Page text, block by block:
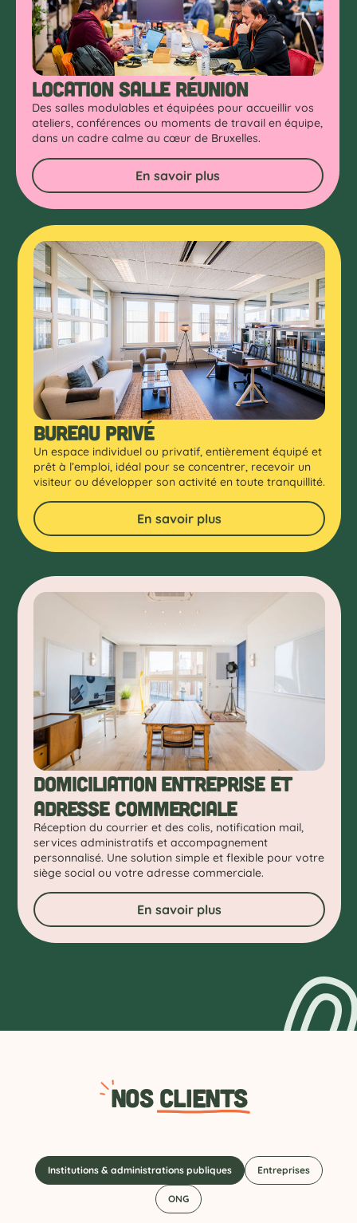
Location salle réunion
Des salles modulables et équipées pour accueillir vos
ateliers, conférences ou moments de travail en équipe,
dans un cadre calme au cœur de Bruxelles.
En savoir plus
Bureau privé
Un espace individuel ou privatif, entièrement équipé et
prêt à l’emploi, idéal pour se concentrer, recevoir un
visiteur ou développer son activité en toute tranquillité.
En savoir plus
Domiciliation entreprise et
adresse commerciale
Réception du courrier et des colis, notification mail,
services administratifs et accompagnement
personnalisé. Une solution simple et flexible pour votre
siège social ou votre adresse commerciale.
En savoir plus
Nos Clients
Institutions & administrations publiques Entreprises
ONG